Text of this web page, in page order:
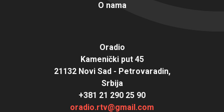
O nama
Oradio
Kamenički put 45
21132 Novi Sad - Petrovaradin,
Srbija
+381 21 290 25 90
oradio.rtv@gmail.com